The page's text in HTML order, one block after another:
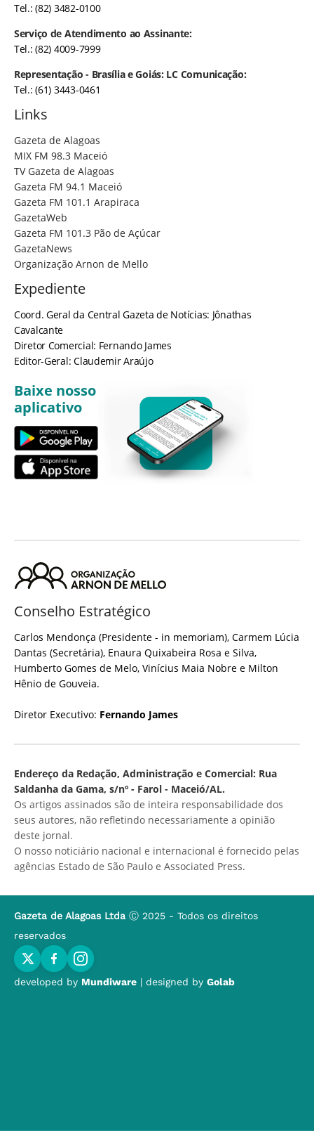
Tel.: (82) 3482-0100
Serviço de Atendimento ao Assinante:
Tel.: (82) 4009-7999
Representação - Brasília e Goiás: LC Comunicação:
Tel.: (61) 3443-0461
Links
Gazeta de Alagoas
MIX FM 98.3 Maceió
TV Gazeta de Alagoas
Gazeta FM 94.1 Maceió
Gazeta FM 101.1 Arapiraca
GazetaWeb
Gazeta FM 101.3 Pão de Açúcar
GazetaNews
Organização Arnon de Mello
Expediente
Coord. Geral da Central Gazeta de Notícias: Jônathas
Cavalcante
Diretor Comercial: Fernando James
Editor-Geral: Claudemir Araújo
Baixe nosso
aplicativo
Conselho Estratégico
Carlos Mendonça (Presidente - in memoriam), Carmem Lúcia
Dantas (Secretária), Enaura Quixabeira Rosa e Silva,
Humberto Gomes de Melo, Vinícius Maia Nobre e Milton
Hênio de Gouveia.
Diretor Executivo: Fernando James
Endereço da Redação, Administração e Comercial: Rua
Saldanha da Gama, s/nº - Farol - Maceió/AL.
Os artigos assinados são de inteira responsabilidade dos
seus autores, não refletindo necessariamente a opinião
deste jornal.
O nosso noticiário nacional e internacional é fornecido pelas
agências Estado de São Paulo e Associated Press.
Gazeta de Alagoas Ltda Ⓒ 2025 - Todos os direitos
reservados
developed by Mundiware | designed by Golab